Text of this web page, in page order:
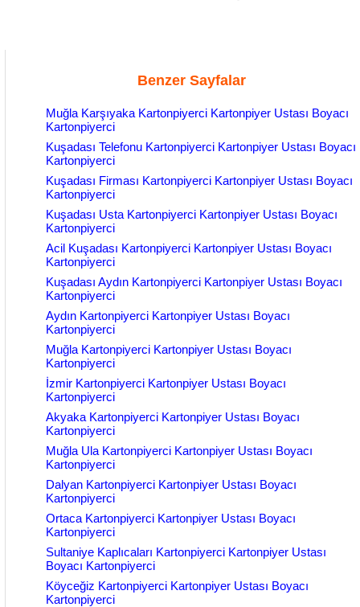
Benzer Sayfalar
Muğla Karşıyaka Kartonpiyerci Kartonpiyer Ustası Boyacı
Kartonpiyerci
Kuşadası Telefonu Kartonpiyerci Kartonpiyer Ustası Boyacı
Kartonpiyerci
Kuşadası Firması Kartonpiyerci Kartonpiyer Ustası Boyacı
Kartonpiyerci
Kuşadası Usta Kartonpiyerci Kartonpiyer Ustası Boyacı
Kartonpiyerci
Acil Kuşadası Kartonpiyerci Kartonpiyer Ustası Boyacı
Kartonpiyerci
Kuşadası Aydın Kartonpiyerci Kartonpiyer Ustası Boyacı
Kartonpiyerci
Aydın Kartonpiyerci Kartonpiyer Ustası Boyacı
Kartonpiyerci
Muğla Kartonpiyerci Kartonpiyer Ustası Boyacı
Kartonpiyerci
İzmir Kartonpiyerci Kartonpiyer Ustası Boyacı
Kartonpiyerci
Akyaka Kartonpiyerci Kartonpiyer Ustası Boyacı
Kartonpiyerci
Muğla Ula Kartonpiyerci Kartonpiyer Ustası Boyacı
Kartonpiyerci
Dalyan Kartonpiyerci Kartonpiyer Ustası Boyacı
Kartonpiyerci
Ortaca Kartonpiyerci Kartonpiyer Ustası Boyacı
Kartonpiyerci
Sultaniye Kaplıcaları Kartonpiyerci Kartonpiyer Ustası
Boyacı Kartonpiyerci
Köyceğiz Kartonpiyerci Kartonpiyer Ustası Boyacı
Kartonpiyerci